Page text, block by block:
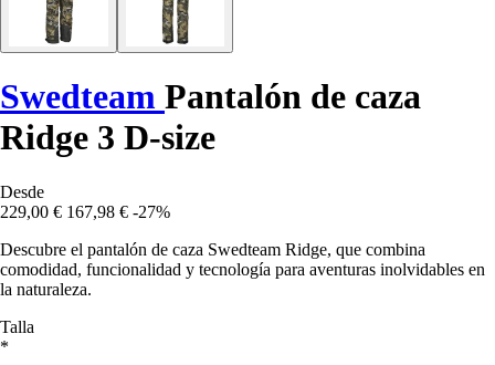
Swedteam Pantalón de caza
Ridge 3 D-size
Desde
229,00 € 167,98 € -27%
Descubre el pantalón de caza Swedteam Ridge, que combina
comodidad, funcionalidad y tecnología para aventuras inolvidables en
la naturaleza.
Talla
*